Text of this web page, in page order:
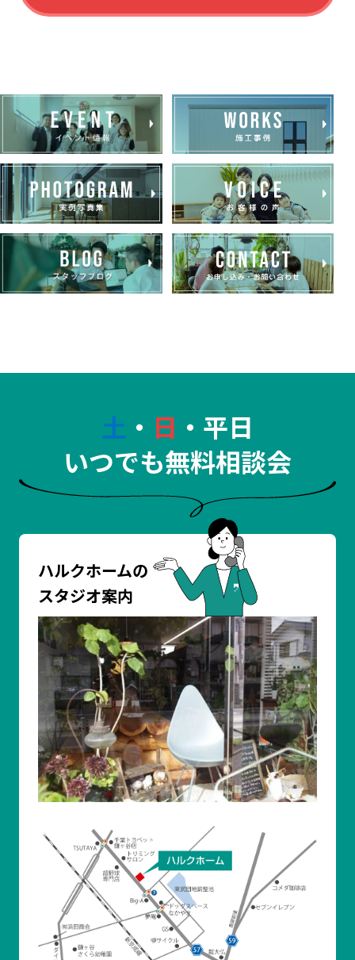
土 ・ 日 ・平日
いつでも無料相談会
ハルクホームの
スタジオ案内